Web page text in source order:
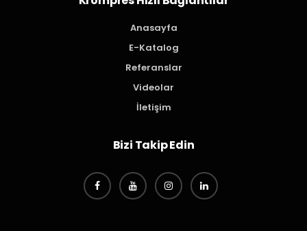
Anasayfa
E-Katalog
Referanslar
Videolar
İletişim
Bizi Takip Edin